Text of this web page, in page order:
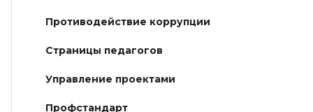
Противодействие коррупции
Страницы педагогов
Управление проектами
Профстандарт